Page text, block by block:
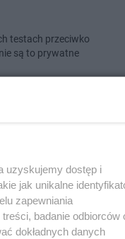
testach przeciwko
są to prywatne
Minął rok...
do marca tego roku,
i środki ochrony.
uzyskujemy dostęp i
jak unikalne
zapewniania
badanie odbiorców
dokładnych danych